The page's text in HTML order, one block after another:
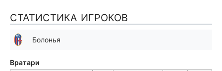
СТАТИСТИКА ИГРОКОВ
Болонья
Вратари